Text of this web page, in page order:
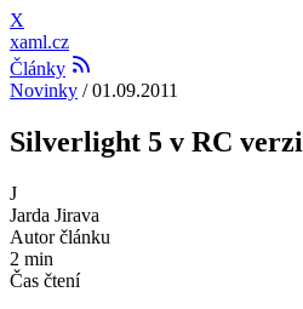
X
xaml.cz
Články
Novinky / 01.09.2011
Silverlight 5 v RC verzi
J
Jarda Jirava
Autor článku
2 min
Čas čtení